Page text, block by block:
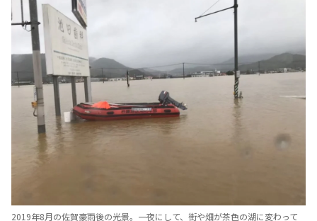
2019年8月の佐賀豪雨後の光景。一夜にして、街や畑が茶色の湖に変わって